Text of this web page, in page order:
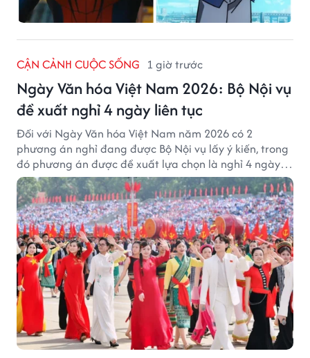
CẬN CẢNH CUỘC SỐNG 1 giờ trước
Ngày Văn hóa Việt Nam 2026: Bộ Nội vụ
đề xuất nghỉ 4 ngày liên tục
Đối với Ngày Văn hóa Việt Nam năm 2026 có 2
phương án nghỉ đang được Bộ Nội vụ lấy ý kiến, trong
đó phương án được đề xuất lựa chọn là nghỉ 4 ngày
liên tục từ 21/11 đến 24/11, đồng thời hoán đổi 1 ngày
làm việc sang thứ Bảy (28/11).